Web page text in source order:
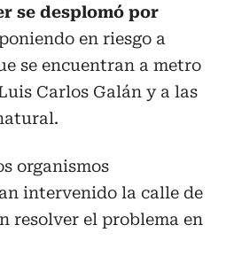
se desplomó por
en riesgo a
se encuentran a metro
Carlos Galán y a las
organismos
intervenido la calle de
resolver el problema en